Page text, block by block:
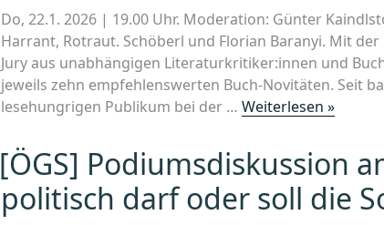
Do, 22.1. 2026 | 19.00 Uhr. Moderation: Günter
Harrant, Rotraut. Schöberl und Florian Baranyi. Mit
Jury aus unabhängigen Literaturkritiker:innen und
jeweils zehn empfehlenswerten Buch-Novitäten. Seit
lesehungrigen Publikum bei der … Weiterlesen »„¡Kritik!
„Die
Besten
2025““
[ÖGS] Podiumsdiskussion
politisch darf oder soll die